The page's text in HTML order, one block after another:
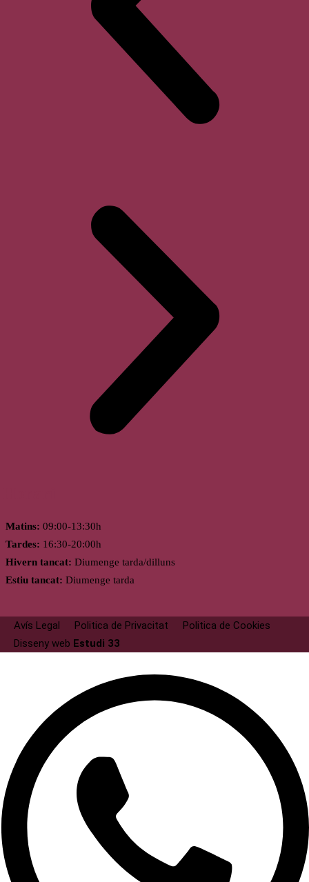
Matins: 09:00-13:30h
Tardes: 16:30-20:00h
Hivern tancat: Diumenge tarda/dilluns
Estiu tancat: Diumenge tarda
Avís Legal Politica de Privacitat
Politica de Cookies
Disseny web Estudi 33